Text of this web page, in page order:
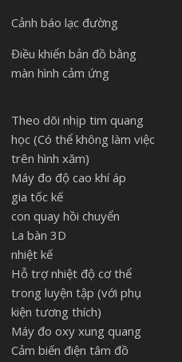
Cảnh báo lạc đường
Điều khiển bản đồ bằng
màn hình cảm ứng
Theo dõi nhịp tim quang
học (Có thể không làm việc
trên hình xăm)
Máy đo độ cao khí áp
gia tốc kế
con quay hồi chuyển
La bàn 3D
nhiệt kế
Hỗ trợ nhiệt độ cơ thể
trong luyện tập (với phụ
kiện tương thích)
Máy đo oxy xung quang
Cảm biến điện tâm đồ